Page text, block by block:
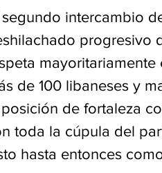
segundo intercambio
progresivo
de 100 libaneses y
de fortaleza
toda la cúpula del
hasta entonces